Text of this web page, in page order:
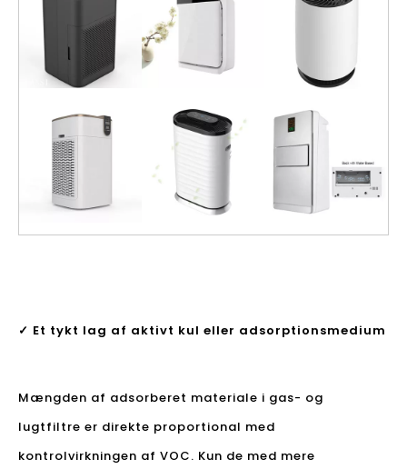
✓ Et tykt lag af aktivt kul eller adsorptionsmedium
Mængden af ​​adsorberet materiale i gas- og
lugtfiltre er direkte proportional med
kontrolvirkningen af ​​VOC. Kun de med mere